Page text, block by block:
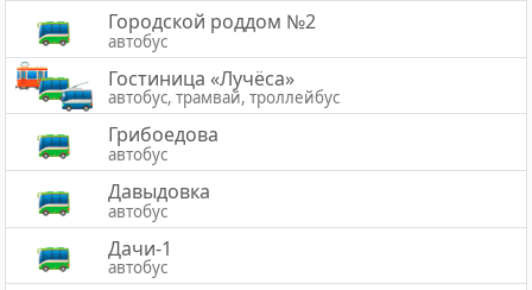
Городской роддом №2
автобус
Гостиница «Лучёса»
автобус, трамвай, троллейбус
Грибоедова
автобус
Давыдовка
автобус
Дачи-1
автобус